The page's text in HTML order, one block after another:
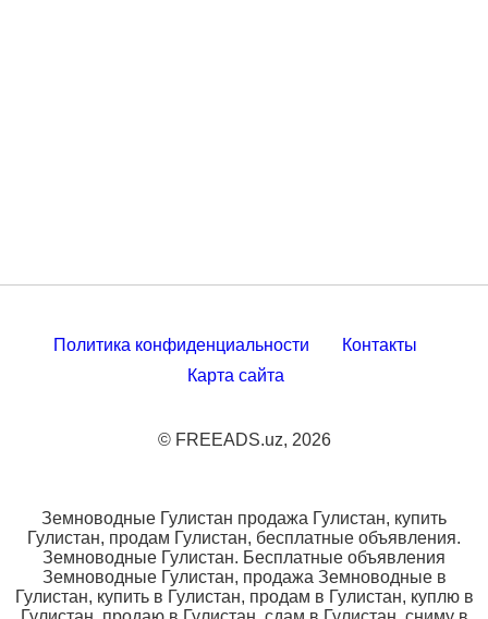
Политика конфиденциальности
Контакты
Карта сайта
© FREEADS.uz, 2026
Земноводные Гулистан продажа Гулистан, купить
Гулистан, продам Гулистан, бесплатные объявления.
Земноводные Гулистан. Бесплатные объявления
Земноводные Гулистан, продажа Земноводные в
Гулистан, купить в Гулистан, продам в Гулистан, куплю в